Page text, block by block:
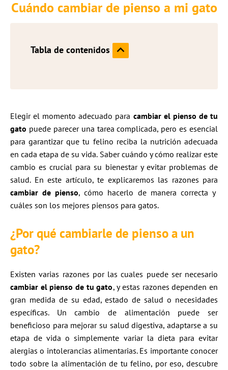
Cuándo cambiar de pienso a mi gato
Tabla de contenidos
Elegir el momento adecuado para cambiar el pienso de tu
gato puede parecer una tarea complicada, pero es esencial
para garantizar que tu felino reciba la nutrición adecuada
en cada etapa de su vida. Saber cuándo y cómo realizar este
cambio es crucial para su bienestar y evitar problemas de
salud. En este artículo, te explicaremos las razones para
cambiar de pienso, cómo hacerlo de manera correcta y
cuáles son los mejores piensos para gatos.
¿Por qué cambiarle de pienso a un
gato?
Existen varias razones por las cuales puede ser necesario
cambiar el pienso de tu gato, y estas razones dependen en
gran medida de su edad, estado de salud o necesidades
específicas. Un cambio de alimentación puede ser
beneficioso para mejorar su salud digestiva, adaptarse a su
etapa de vida o simplemente variar la dieta para evitar
alergias o intolerancias alimentarias. Es importante conocer
todo sobre la alimentación de tu felino, por eso, descubre